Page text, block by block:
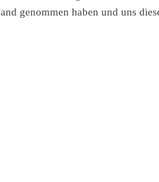
genom­men haben und uns